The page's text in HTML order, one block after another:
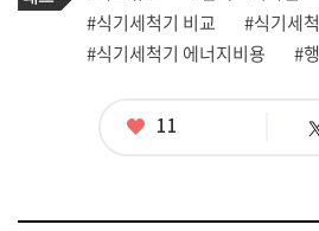
관
련
태
그
#식기세척기 비교
#식기세
#식기세척기 에너지비용
#
좋
11